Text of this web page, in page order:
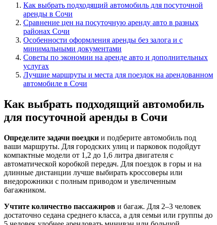
Как выбрать подходящий автомобиль для посуточной
аренды в Сочи
Сравнение цен на посуточную аренду авто в разных
районах Сочи
Особенности оформления аренды без залога и с
минимальными документами
Советы по экономии на аренде авто и дополнительных
услугах
Лучшие маршруты и места для поездок на арендованном
автомобиле в Сочи
Как выбрать подходящий автомобиль
для посуточной аренды в Сочи
Определите задачи поездки и подберите автомобиль под
ваши маршруты. Для городских улиц и парковок подойдут
компактные модели от 1,2 до 1,6 литра двигателя с
автоматической коробкой передач. Для поездок в горы и на
длинные дистанции лучше выбирать кроссоверы или
внедорожники с полным приводом и увеличенным
багажником.
Учтите количество пассажиров и багаж. Для 2–3 человек
достаточно седана среднего класса, а для семьи или группы до